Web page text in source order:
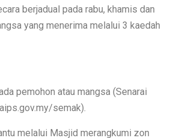
berjadual pada rabu, khamis dan
yang menerima melalui 3 kaedah
pemohon atau mangsa (Senarai
semak).
melalui Masjid merangkumi zon